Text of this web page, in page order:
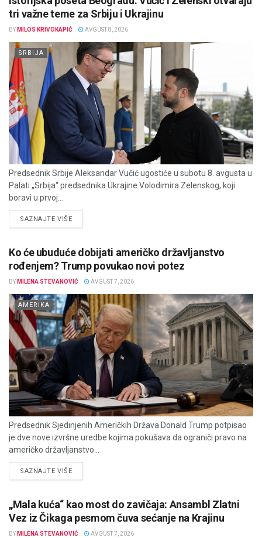
tri važne teme za Srbiju i Ukrajinu
BY MILOS KRIVOKAPIĆ AVGUST 8, 2026
SRBIJA
Predsednik Srbije Aleksandar Vučić ugostiće u subotu 8. avgusta u
Palati „Srbija“ predsednika Ukrajine Volodimira Zelenskog, koji
boravi u prvoj...
SAZNAJTE VIŠEDETAILS
Ko će ubuduće dobijati američko državljanstvo
rođenjem? Trump povukao novi potez
BY MILENA STEVANOVIĆ AVGUST 7, 2026
AMERIKA
Predsednik Sjedinjenih Američkih Država Donald Trump potpisao
je dve nove izvršne uredbe kojima pokušava da ograniči pravo na
američko državljanstvo...
SAZNAJTE VIŠEDETAILS
„Mala kuća“ kao most do zavičaja: Ansambl Zlatni
Vez iz Čikaga pesmom čuva sećanje na Krajinu
BY MILENA STEVANOVIĆ AVGUST 7, 2026